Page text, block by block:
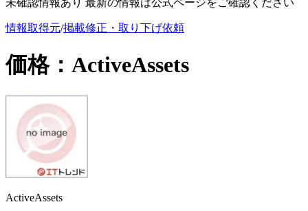
未確認情報あり 最新の情報は公式ページをご確認ください
情報取得元/掲載修正・取り下げ依頼
価格： ActiveAssets
ActiveAssets